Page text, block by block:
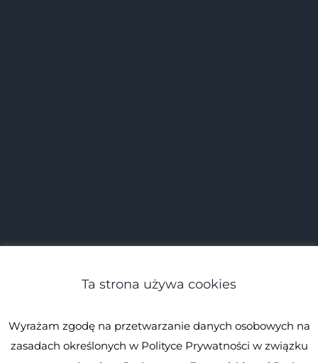
Ta strona używa cookies
Wyrażam zgodę na przetwarzanie danych osobowych na
zasadach określonych w Polityce Prywatności w związku